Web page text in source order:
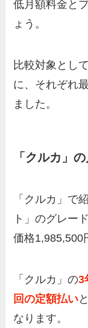
低月額料金と
ょう。
比較対象とし
に、それぞれ
ました。
「クルカ」
「クルカ」で
ト」のグレー
価格1,985,500
「クルカ」の3
回の定額払い
なります。